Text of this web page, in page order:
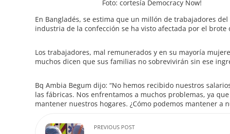
Foto: cortesía Democracy Now!
En Bangladés, se estima que un millón de trabajadores
industria de la confección se ha visto afectada por el brote
Los trabajadores, mal remunerados y en su mayoría
muchos dicen que sus familias no sobrevivirán sin ese
Bq Ambia Begum dijo: “No hemos recibido nuestros
las fábricas. Nos enfrentamos a muchos problemas, ya
mantener nuestros hogares. ¿Cómo podemos mantener a
PREVIOUS POST